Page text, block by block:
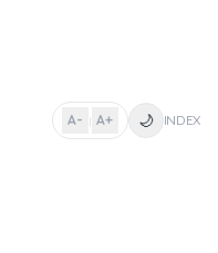
A- | A+ 🌙 INDEX